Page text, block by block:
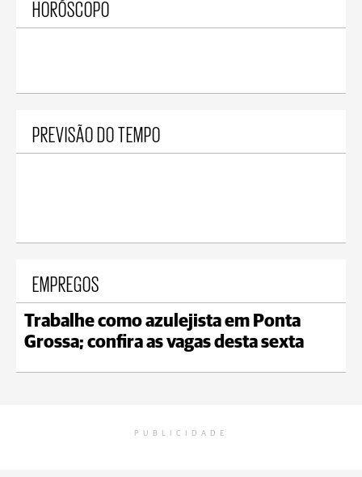
HORÓSCOPO
PREVISÃO DO TEMPO
EMPREGOS
Trabalhe como azulejista em Ponta
Grossa; confira as vagas desta sexta
PUBLICIDADE